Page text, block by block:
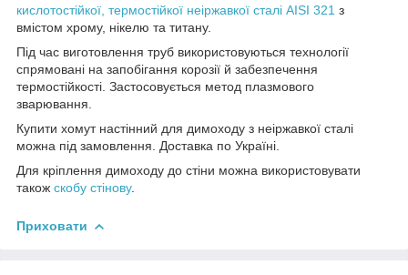
кислотостійкої, термостійкої неіржавкої сталі AISI 321 з
вмістом хрому, нікелю та титану.
Під час виготовлення труб використовуються технології
спрямовані на запобігання корозії й забезпечення
термостійкості. Застосовується метод плазмового
зварювання.
Купити хомут настінний для димоходу з неіржавкої сталі
можна під замовлення. Доставка по Україні.
Для кріплення димоходу до стіни можна використовувати
також скобу стінову.
Приховати